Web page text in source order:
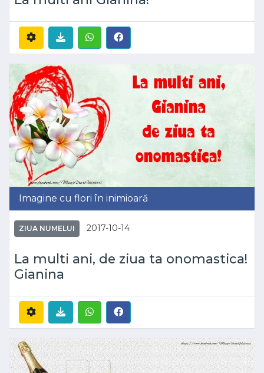
Imagine cu flori în inimioară
ZIUA NUMELUI 2017-10-14
La multi ani, de ziua ta onomastica!
Gianina